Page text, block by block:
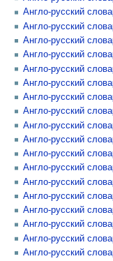
Англо-русский
Англо-русский
Англо-русский
Англо-русский
Англо-русский
Англо-русский
Англо-русский
Англо-русский
Англо-русский
Англо-русский
Англо-русский
Англо-русский
Англо-русский
Англо-русский
Англо-русский
Англо-русский
Англо-русский
Англо-русский